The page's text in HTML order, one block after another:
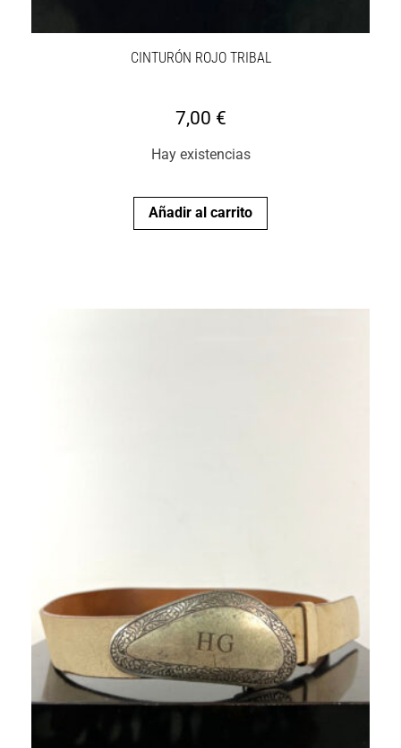
CINTURÓN ROJO TRIBAL
7,00 €
Hay existencias
Añadir al carrito